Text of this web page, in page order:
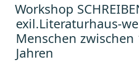
Workshop
exil.Literaturhaus-
Menschen zwischen
Jahren